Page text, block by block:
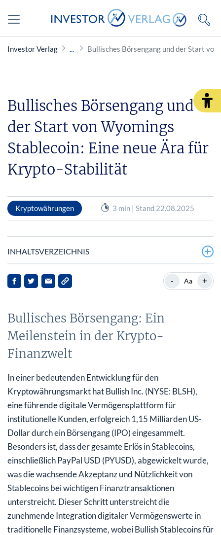
Investor Verlag Bullisches Börsengang und der Start
Bullisches Börsengang und
der Start von Wyomings
Stablecoin: Eine neue Ära für
Krypto-Stabilität
Kryptowährungen 3 min | Stand 22.08.2025
INHALTSVERZEICHNIS
Bullisches Börsengang: Ein Meilenstein in der Krypto-
Finanzwelt
unterstützte Innovation
Hintergrund: Die Rolle von Stablecoins
Implikationen für den Kryptomarkt
Ausblick
- Aa +
Bullisches Börsengang: Ein
Meilenstein in der Krypto-
Finanzwelt
In einer bedeutenden Entwicklung für den
Kryptowährungsmarkt hat Bullish Inc. (NYSE: BLSH),
eine führende digitale Vermögensplattform für
institutionelle Kunden, erfolgreich 1,15 Milliarden US-
Dollar durch ein Börsengang (IPO) eingesammelt.
Besonders ist, dass der gesamte Erlös in Stablecoins,
einschließlich PayPal USD (PYUSD), abgewickelt wurde,
was die wachsende Akzeptanz und Nützlichkeit von
Stablecoins bei wichtigen Finanztransaktionen
unterstreicht. Dieser Schritt unterstreicht die
zunehmende Integration digitaler Vermögenswerte in
traditionelle Finanzsysteme, wobei Bullish Stablecoins für